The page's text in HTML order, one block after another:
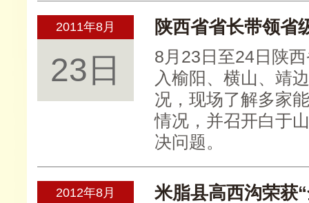
2011年8月
23日
陕西省省长带领省
8月23日至24日陕
入榆阳、横山、靖
况，现场了解多家
情况，并召开白于
决问题。
2012年8月
米脂县高西沟荣获